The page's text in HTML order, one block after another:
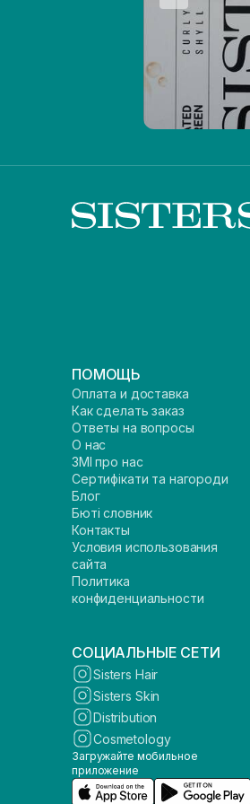
ПОМОЩЬ
Оплата и доставка
Как сделать заказ
Ответы на вопросы
О нас
ЗМІ про нас
Сертифікати та нагороди
Блог
Бюті словник
Контакты
Условия использования
сайта
Политика
конфиденциальности
СОЦИАЛЬНЫЕ СЕТИ
Sisters Hair
Sisters Skin
Distribution
Cosmetology
Загружайте мобильное
приложение